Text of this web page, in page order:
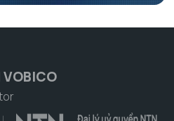
VOBICO